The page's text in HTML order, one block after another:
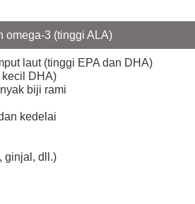
omega-3 (tinggi ALA)
laut (tinggi EPA dan DHA)
kecil DHA)
biji rami
kedelai
ginjal, dll.)